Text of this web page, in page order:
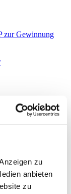
zu
anbieten
zu
zur Gewinnung